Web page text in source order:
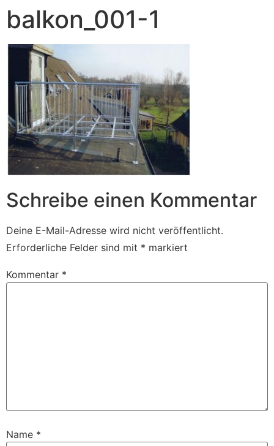
balkon_001-1
Schreibe einen Kommentar
Deine E-Mail-Adresse wird nicht veröffentlicht.
Erforderliche Felder sind mit * markiert
Kommentar *
Name *